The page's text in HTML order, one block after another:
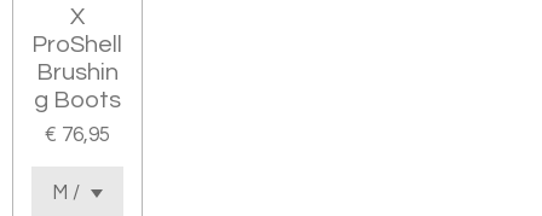
X
ProShell
Brushin
g Boots
€ 76,95